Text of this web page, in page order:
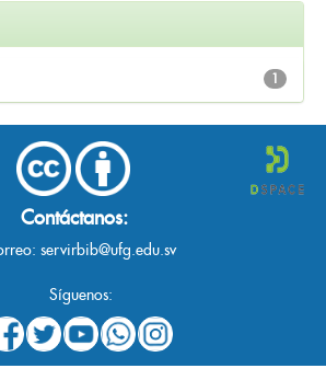
1
Contáctanos:
servirbib@ufg.edu.sv
Síguenos: